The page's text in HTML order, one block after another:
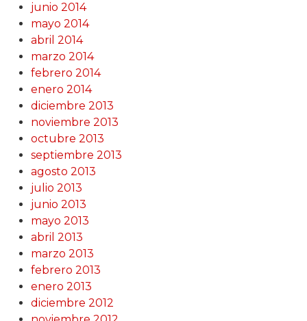
junio 2014
mayo 2014
abril 2014
marzo 2014
febrero 2014
enero 2014
diciembre 2013
noviembre 2013
octubre 2013
septiembre 2013
agosto 2013
julio 2013
junio 2013
mayo 2013
abril 2013
marzo 2013
febrero 2013
enero 2013
diciembre 2012